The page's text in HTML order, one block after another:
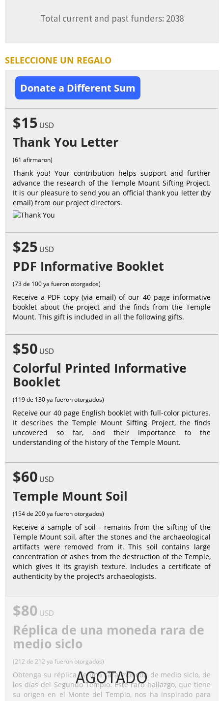
Total current and past funders: 2038
SELECCIONE UN REGALO
Donate a Different Sum
$15 USD
Thank You Letter
(61 afirmaron)
Thank you! Your contribution helps support and further
advance the research of the Temple Mount Sifting Project.
It is our pleasure to send you an official thank you letter (by
email) from our project directors.
$25 USD
PDF Informative Booklet
(73 de 100 ya fueron otorgados)
Receive a PDF copy (via email) of our 40 page informative
booklet about the project and the finds from the Temple
Mount. This gift is included in all the following gifts.
$50 USD
Colorful Printed Informative
Booklet
(119 de 130 ya fueron otorgados)
Receive our 40 page English booklet with full-color pictures.
It describes the Temple Mount Sifting Project, the finds
uncovered so far, and their importance to the
understanding of the history of the Temple Mount.
$60 USD
Temple Mount Soil
(154 de 200 ya fueron otorgados)
Receive a sample of soil - remains from the sifting of the
Temple Mount soil, after the stones and the archaeological
artifacts were removed from it. This soil contains large
concentration of ashes from the destruction of the Temple,
which gives it its grayish texture. Includes a certificate of
authenticity by the project's archaeologists.
AGOTADO
$80 USD
Réplica de una moneda rara de
medio siclo
(212 de 212 ya fueron otorgados)
Obtenga su réplica de una rara moneda de medio siclo, de
los días del Segundo Templo. Este raro hallazgo, que tiene
su origen en el Monte del Templo, nos ha inspirado para